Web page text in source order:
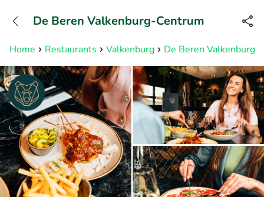
Erreichbar bis 23:00 Uhr (max
0,09€/Min)
Home Restaurants Valkenburg De Beren Valkenburg-
De Beren Valkenburg-Centrum